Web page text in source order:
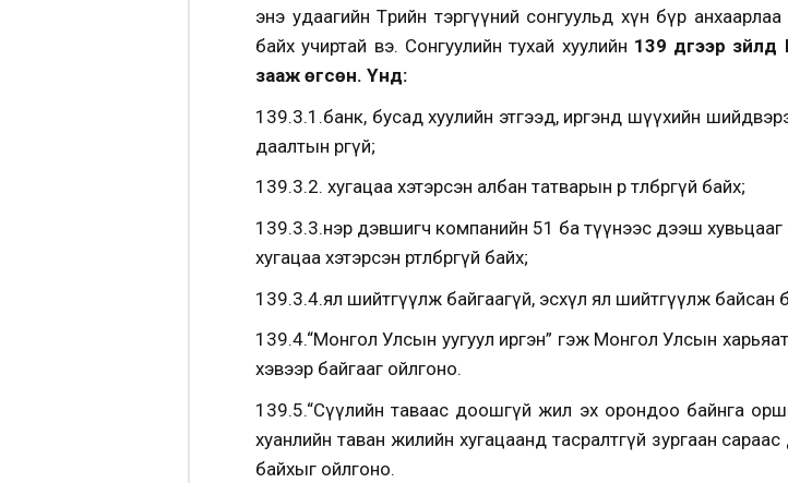
энэ удаагийн Төрийн тэргүүний сонгуульд хүн бүр
байх учиртай вэ. Сонгуулийн тухай хуулийн 139 дүгээр зүйлд
зааж өгсөн. Үүнд:
139.3.1.банк, бусад хуулийн этгээд, иргэнд шүүхийн
даалтын өргүй;
139.3.2. хугацаа хэтэрсэн албан татварын өр төлбөргүй байх;
139.3.3.нэр дэвшигч компанийн 51 ба түүнээс дээш
хугацаа хэтэрсэн өртөлбөргүй байх;
139.3.4.ял шийтгүүлж байгаагүй, эсхүл ял шийтгүүлж
139.4.“Монгол Улсын уугуул иргэн” гэж Монгол Улсын
хэвээр байгааг ойлгоно.
139.5.“Сүүлийн таваас доошгүй жил эх орондоо байнга
хуанлийн таван жилийн хугацаанд тасралтгүй зургаан
байхыг ойлгоно.